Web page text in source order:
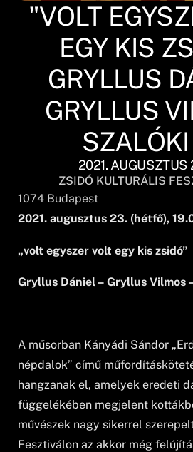
"VOLT
EGY KIS
GRYLLUS
GRYLLUS
2021. AUGUSZTUS
ZSIDÓ KULTURÁLIS
1074 Budapest
2021. augusztus 23. (hétfő),
„volt egyszer volt egy kis zsidó”
Gryllus Dániel – Gryllus Vilmos
A műsorban Kányádi Sándor
népdalok” című
hangzanak el, amelyek eredeti
függelékében megjelent
művészek nagy sikerrel
Fesztiválon az akkor még